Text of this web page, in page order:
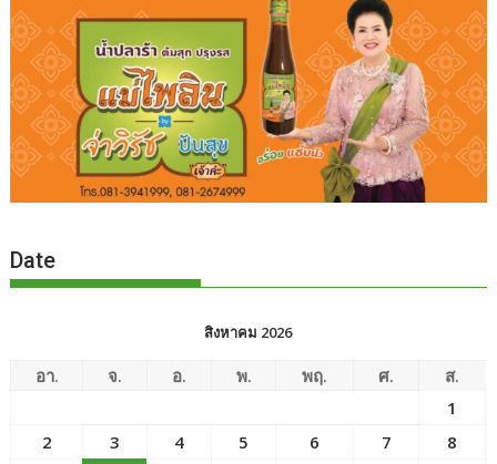
Date
สิงหาคม 2026
อา. จ. อ. พ. พฤ. ศ.
ส.
1
2
3 4 5 6 7
8